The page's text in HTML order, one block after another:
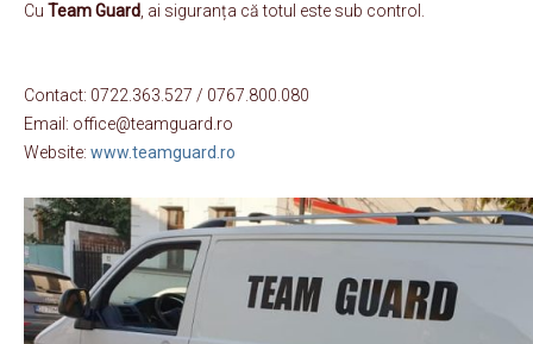
Cu Team Guard, ai siguranța că totul este sub control.
Contact: 0722.363.527 / 0767.800.080
Email: office@teamguard.ro
Website: www.teamguard.ro